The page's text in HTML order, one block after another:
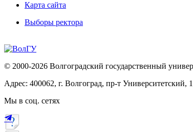
Карта сайта
Выборы ректора
© 2000-2026 Волгоградский государственный
Адрес: 400062, г. Волгоград, пр-т Университетский,
Мы в соц. сетях